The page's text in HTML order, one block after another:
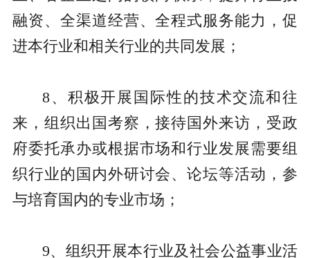
融资、全渠道经营、全程式服务能力，促
进本行业和相关行业的共同发展；
8、积极开展国际性的技术交流和往
来，组织出国考察，接待国外来访，受政
府委托承办或根据市场和行业发展需要组
织行业的国内外研讨会、论坛等活动，参
与培育国内的专业市场；
9、组织开展本行业及社会公益事业活